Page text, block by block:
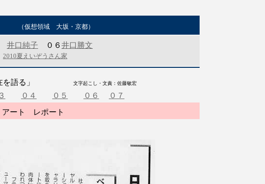
（仮想領域 大坂・京都）
井口純子 ０６ 井口勝文
2010夏えいぞうさん家
在を語る」 文字起こし・文責：佐藤敏宏
０４ ０５ ０６ ０７
ト レポート